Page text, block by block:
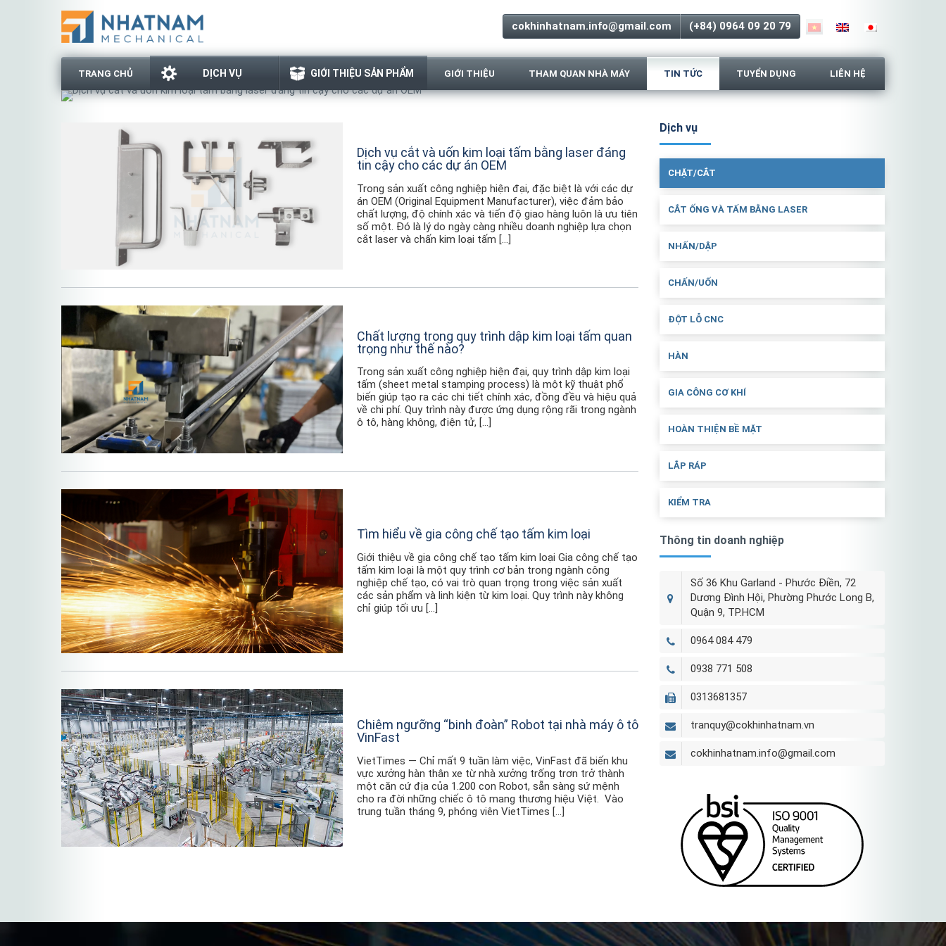
cokhinhatnam.info@gmail.com (+84) 0964 09 20 79
TRANG CHỦ DỊCH VỤ GIỚI THIỆU SẢN PHẨM GIỚI THIỆU THAM QUAN NHÀ MÁY TIN TỨC TUYỂN DỤNG LIÊN HỆ
TIN TỨC
Dịch vụ cắt và uốn kim loại tấm bằng laser đáng
tin cậy cho các dự án OEM
Trong sản xuất công nghiệp hiện đại, đặc biệt là với các dự
án OEM (Original Equipment Manufacturer), việc đảm bảo
chất lượng, độ chính xác và tiến độ giao hàng luôn là ưu tiên
số một. Đó là lý do ngày càng nhiều doanh nghiệp lựa chọn
cắt laser và chấn kim loại tấm […]
Chất lượng trong quy trình dập kim loại tấm quan
trọng như thế nào?
Trong sản xuất công nghiệp hiện đại, quy trình dập kim loại
tấm (sheet metal stamping process) là một kỹ thuật phổ
biến giúp tạo ra các chi tiết chính xác, đồng đều và hiệu quả
về chi phí. Quy trình này được ứng dụng rộng rãi trong ngành
ô tô, hàng không, điện tử, […]
Tìm hiểu về gia công chế tạo tấm kim loại
Giới thiệu về gia công chế tạo tấm kim loại Gia công chế tạo
tấm kim loại là một quy trình cơ bản trong ngành công
nghiệp chế tạo, có vai trò quan trọng trong việc sản xuất
các sản phẩm và linh kiện từ kim loại. Quy trình này không
chỉ giúp tối ưu […]
Chiêm ngưỡng “binh đoàn” Robot tại nhà máy ô tô
VinFast
VietTimes — Chỉ mất 9 tuần làm việc, VinFast đã biến khu
vực xưởng hàn thân xe từ nhà xưởng trống trơn trở thành
một căn cứ địa của 1.200 con Robot, sẵn sàng sứ mệnh
cho ra đời những chiếc ô tô mang thương hiệu Việt. Vào
trung tuần tháng 9, phóng viên VietTimes […]
Dịch vụ
CHẶT/CẮT
CẮT ỐNG VÀ TẤM BẰNG LASER
NHẤN/DẬP
CHẤN/UỐN
ĐỘT LỖ CNC
HÀN
GIA CÔNG CƠ KHÍ
HOÀN THIỆN BỀ MẶT
LẮP RÁP
KIỂM TRA
Thông tin doanh nghiệp
Số 36 Khu Garland - Phước Điền, 72
Dương Đình Hội, Phường Phước Long B,
Quận 9, TP.HCM
0964 084 479
0938 771 508
0313681357
tranquy@cokhinhatnam.vn
cokhinhatnam.info@gmail.com